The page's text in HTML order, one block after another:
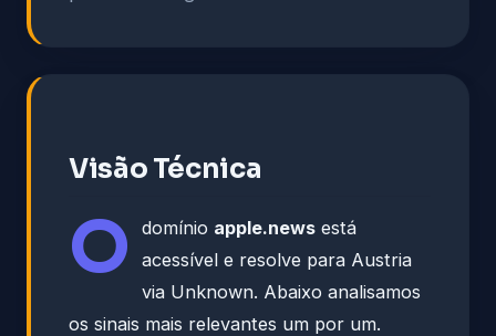
Visão Técnica
O domínio apple.news está
acessível e resolve para Austria
via Unknown. Abaixo analisamos
os sinais mais relevantes um por um.